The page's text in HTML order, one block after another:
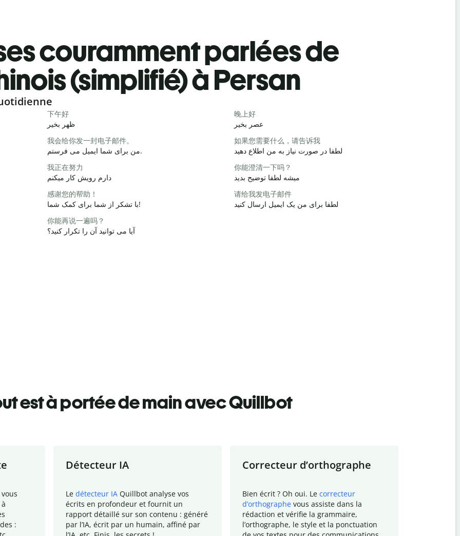
couramment parlées de
(simplifié) à Persan
下午好
ظهر بخیر
晚上好
عصر بخیر
我会给你发一封电子邮件。
من برای شما ایمیل می فرستم.
如果您需要什么，请告诉我
لطفا در صورت نیاز به من اطلاع دهید
我正在努力
دارم رویش کار میکنم
你能澄清一下吗？
میشه لطفا توضیح بدید
感谢您的帮助！
با تشکر از شما برای کمک شما!
请给我发电子邮件
لطفا برای من یک ایمیل ارسال کنید
你能再说一遍吗？
آیا می توانید آن را تکرار کنید؟
est à portée de main avec Quillbot
:
Détecteur IA
Le détecteur IA Quillbot analyse vos
écrits en profondeur et fournit un
rapport détaillé sur son contenu : généré
par l’IA, écrit par un humain, affiné par
Correcteur d’orthographe
Bien écrit ? Oh oui. Le correcteur
d’orthographe vous assiste dans la
rédaction et vérifie la grammaire,
l’orthographe, le style et la ponctuation